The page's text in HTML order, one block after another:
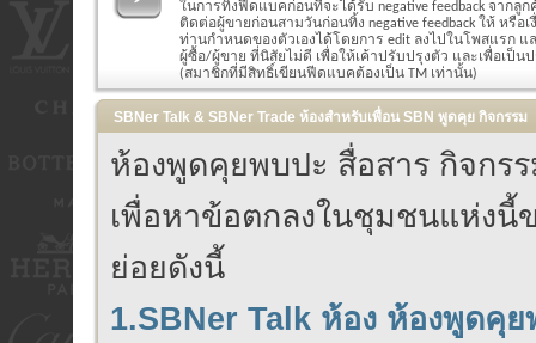
ในการทิ้งฟีดแบคก่อนที่จะได้รับ negative feedback จากลู
ติดต่อผู้ขายก่อนสามวันก่อนทิ้ง negative feedback ให้ หรือ
ท่านกำหนดของตัวเองได้โดยการ edit ลงไปในโพสแรก
ผู้ซื้อ/ผู้ขาย ที่นิสัยไม่ดี เพื่อให้เค้าปรับปรุงตัว และเพื่อเป็
(สมาชิกที่มีสิทธิ์เขียนฟีดแบคต้องเป็น TM เท่านั้น)
SBNer Talk & SBNer Trade ห้องสำหรับเพื่อน SBN พูดคุย กิจกรรม
ห้องพูดคุยพบปะ สื่อสาร กิจกร
เพื่อหาข้อตกลงในชุมชนแห่งนี้
ย่อยดังนี้
1.SBNer Talk ห้อง ห้องพูดคุ